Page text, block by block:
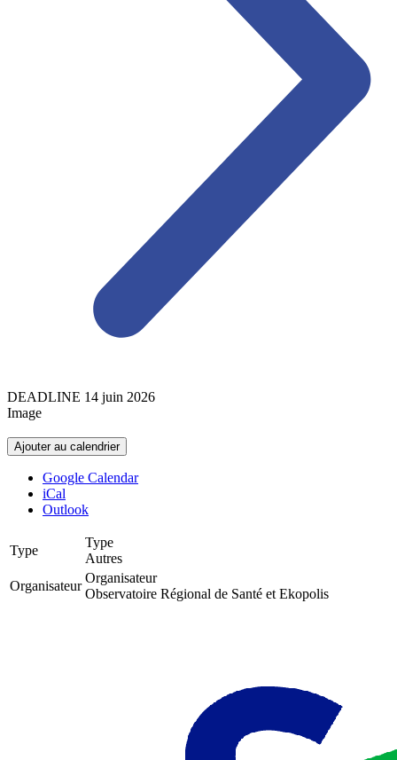
DEADLINE 14 juin 2026
Image
Ajouter au calendrier
Google Calendar
iCal
Outlook
Type
Type
Autres
Organisateur
Organisateur
Observatoire Régional de Santé et Ekopolis